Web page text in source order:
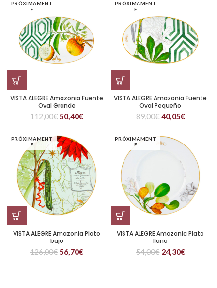
PRÓXIMAMENT
E
VISTA ALEGRE Amazonia Fuente
Oval Grande
112,00€50,40€
PRÓXIMAMENT
E
VISTA ALEGRE Amazonia Fuente
Oval Pequeño
89,00€40,05€
PRÓXIMAMENT
E
VISTA ALEGRE Amazonia Plato
bajo
126,00€56,70€
PRÓXIMAMENT
E
VISTA ALEGRE Amazonia Plato
llano
54,00€ 24,30€